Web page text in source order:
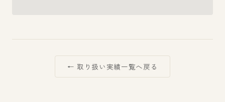
← 取り扱い実績一覧へ戻る